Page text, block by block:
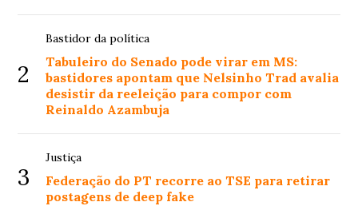
2
Bastidor da política
Tabuleiro do Senado pode virar em MS:
bastidores apontam que Nelsinho Trad avalia
desistir da reeleição para compor com
Reinaldo Azambuja
3
Justiça
Federação do PT recorre ao TSE para retirar
postagens de deep fake